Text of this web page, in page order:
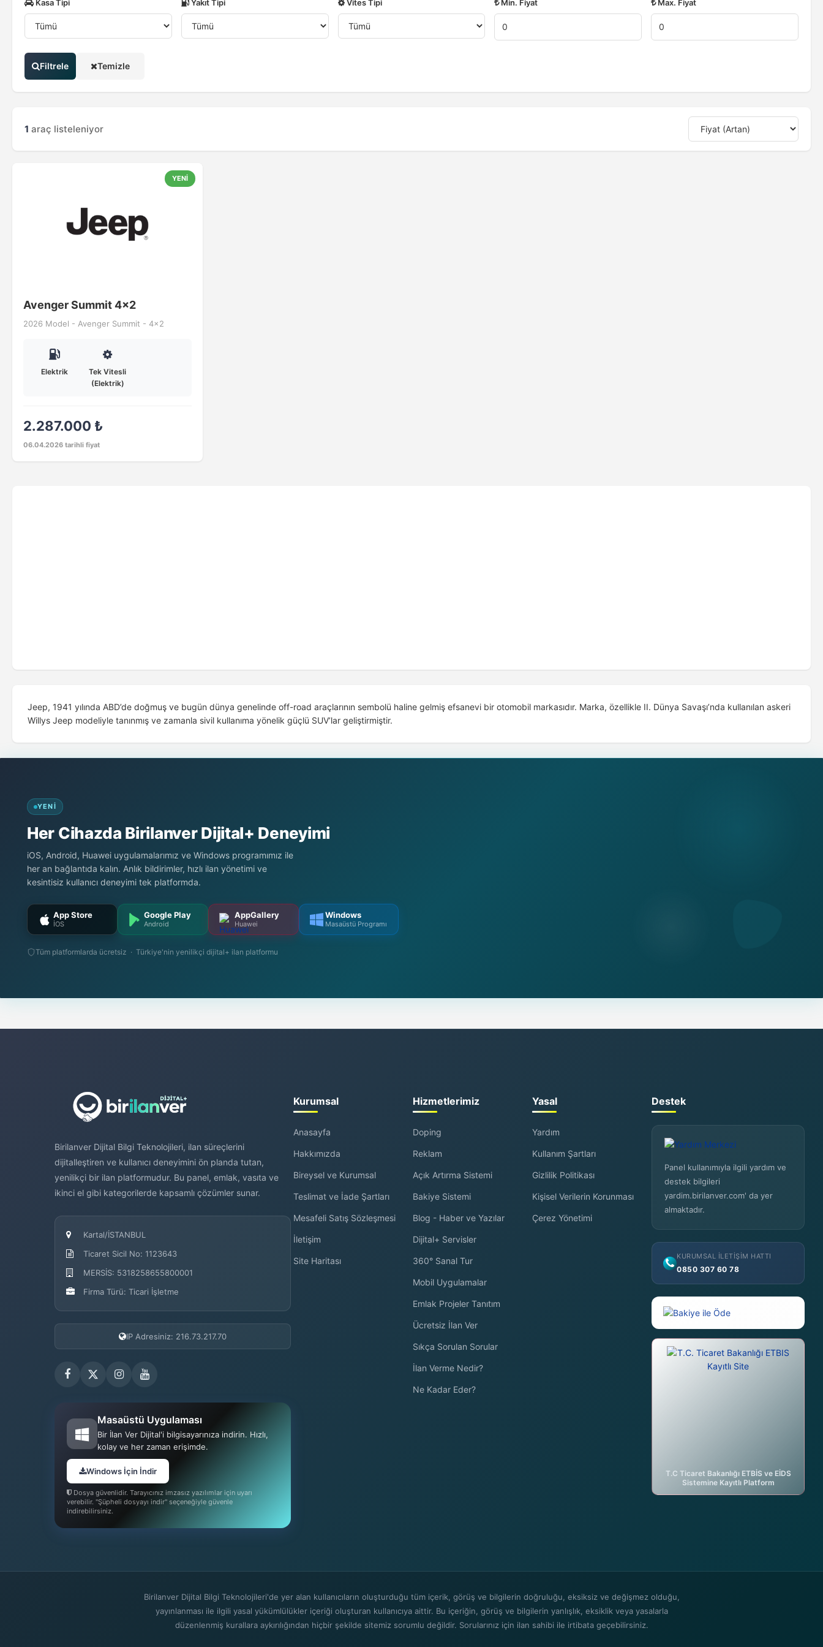
Kasa Tipi Yakıt Tipi Vites Tipi Min. Fiyat Max. Fiyat
Filtrele Temizle
1 araç listeleniyor
YENİ
Avenger Summit 4x2
2026 Model - Avenger Summit - 4x2
Elektrik
Tek Vitesli
(Elektrik)
2.287.000 ₺
06.04.2026 tarihli fiyat
Jeep, 1941 yılında ABD’de doğmuş ve bugün dünya genelinde off-road araçlarının sembolü haline gelmiş efsanevi bir otomobil markasıdır. Marka, özellikle II. Dünya Savaşı’nda kullanılan askeri
Willys Jeep modeliyle tanınmış ve zamanla sivil kullanıma yönelik güçlü SUV’lar geliştirmiştir.
YENI
Her Cihazda Birilanver Dijital+ Deneyimi
iOS, Android, Huawei uygulamalarımız ve Windows programımız ile
her an bağlantıda kalın. Anlık bildirimler, hızlı ilan yönetimi ve
kesintisiz kullanıcı deneyimi tek platformda.
App Store
İOS
Google Play
Android
AppGallery
Huawei
Windows
Masaüstü Programı
Tüm platformlarda ücretsiz · Türkiye'nin yenilikçi dijital+ ilan platformu
Birilanver Dijital Bilgi Teknolojileri, ilan süreçlerini
dijitalleştiren ve kullanıcı deneyimini ön planda tutan,
yenilikçi bir ilan platformudur. Bu panel, emlak, vasıta ve
ikinci el gibi kategorilerde kapsamlı çözümler sunar.
Kartal/İSTANBUL
Ticaret Sicil No: 1123643
MERSİS: 5318258655800001
Firma Türü: Ticari İşletme
IP Adresiniz: 216.73.217.70
Masaüstü Uygulaması
Bir İlan Ver Dijital'i bilgisayarınıza indirin. Hızlı,
kolay ve her zaman erişimde.
Windows İçin İndir
Dosya güvenlidir. Tarayıcınız imzasız yazılımlar için uyarı
verebilir. "Şüpheli dosyayı indir" seçeneğiyle güvenle
indirebilirsiniz.
Kurumsal
Anasayfa
Hakkımızda
Bireysel ve Kurumsal
Teslimat ve İade Şartları
Mesafeli Satış Sözleşmesi
İletişim
Site Haritası
Hizmetlerimiz
Doping
Reklam
Açık Artırma Sistemi
Bakiye Sistemi
Blog - Haber ve Yazılar
Dijital+ Servisler
360° Sanal Tur
Mobil Uygulamalar
Emlak Projeler Tanıtım
Ücretsiz İlan Ver
Sıkça Sorulan Sorular
İlan Verme Nedir?
Ne Kadar Eder?
Yasal
Yardım
Kullanım Şartları
Gizlilik Politikası
Kişisel Verilerin Korunması
Çerez Yönetimi
Destek
Panel kullanımıyla ilgili yardım ve
destek bilgileri
yardim.birilanver.com' da yer
almaktadır.
KURUMSAL İLETIŞIM HATTI
0850 307 60 78
T.C Ticaret Bakanlığı ETBİS ve EİDS
Sistemine Kayıtlı Platform
Birilanver Dijital Bilgi Teknolojileri'de yer alan kullanıcıların oluşturduğu tüm içerik, görüş ve bilgilerin doğruluğu, eksiksiz ve değişmez olduğu,
yayınlanması ile ilgili yasal yükümlülükler içeriği oluşturan kullanıcıya aittir. Bu içeriğin, görüş ve bilgilerin yanlışlık, eksiklik veya yasalarla
düzenlenmiş kurallara aykırılığından hiçbir şekilde sitemiz sorumlu değildir. Sorularınız için ilan sahibi ile irtibata geçebilirsiniz.